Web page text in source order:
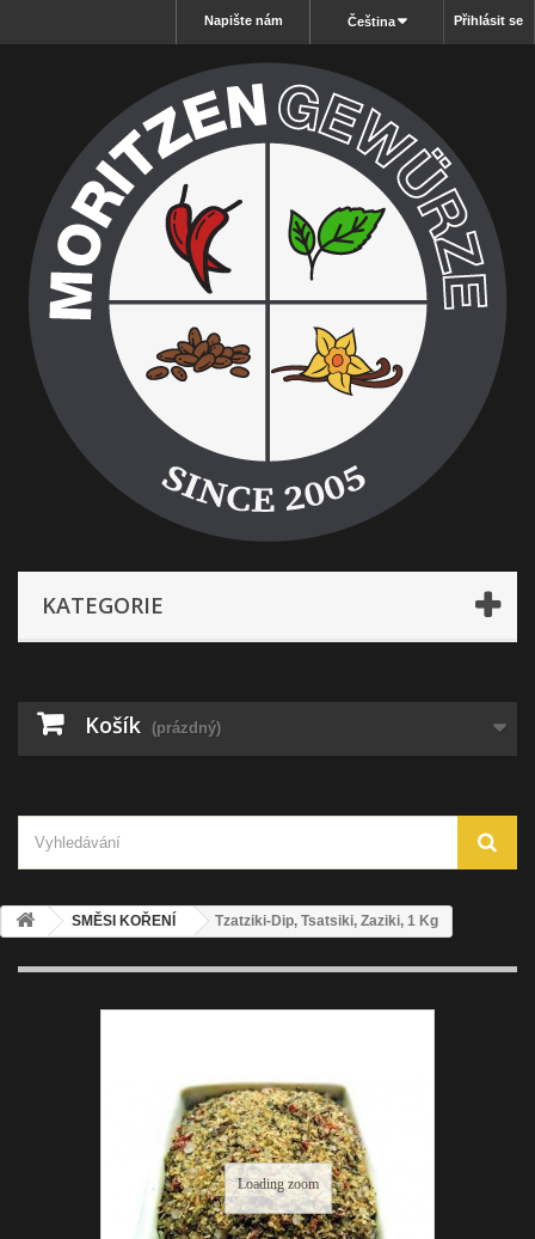
Přihlásit se
Čeština
Napište nám
KATEGORIE
Košík (prázdný)
SMĚSI KOŘENÍ Tzatziki-Dip, Tsatsiki, Zaziki, 1 Kg
Loading zoom